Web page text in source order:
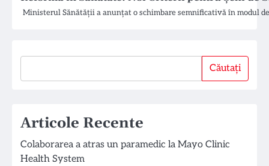
Ministerul Sănătății a anunțat o schimbare semnificativă în modul
Căutați
Articole Recente
Colaborarea a atras un paramedic la Mayo Clinic
Health System